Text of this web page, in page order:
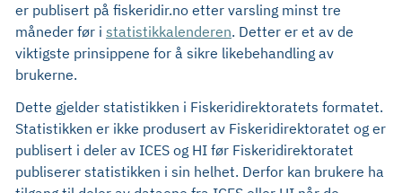
er publisert på fiskeridir.no etter varsling minst tre
måneder før i statistikkalenderen. Detter er et av de
viktigste prinsippene for å sikre likebehandling av
brukerne.
Dette gjelder statistikken i Fiskeridirektoratets formatet.
Statistikken er ikke produsert av Fiskeridirektoratet og er
publisert i deler av ICES og HI før Fiskeridirektoratet
publiserer statistikken i sin helhet. Derfor kan brukere ha